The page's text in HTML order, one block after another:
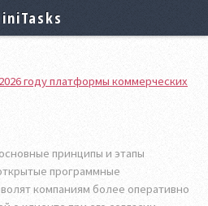
году платформы коммерческих
принципы и этапы
программные
компаниям более оперативно